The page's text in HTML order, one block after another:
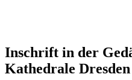
Inschrift in der
Kathedrale Dresden